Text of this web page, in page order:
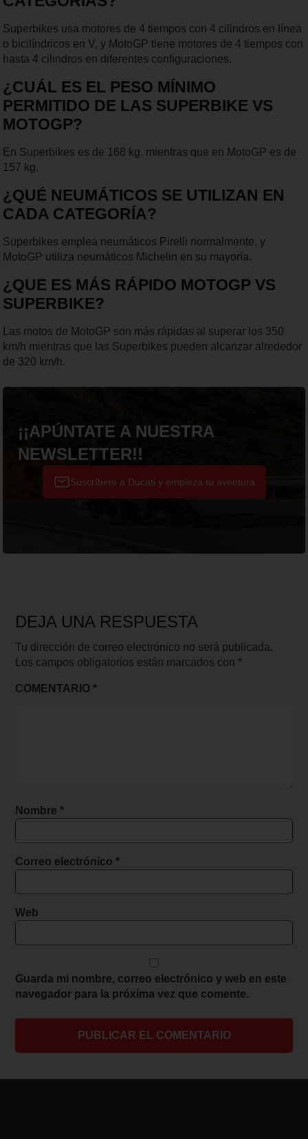
Superbikes usa motores de 4 tiempos con 4 cilindros en línea
o bicilíndricos en V, y MotoGP tiene motores de 4 tiempos con
hasta 4 cilindros en diferentes configuraciones.
¿CUÁL ES EL PESO MÍNIMO
PERMITIDO DE LAS SUPERBIKE VS
MOTOGP?
En Superbikes es de 168 kg, mientras que en MotoGP es de
157 kg.
¿QUÉ NEUMÁTICOS SE UTILIZAN EN
CADA CATEGORÍA?
Superbikes emplea neumáticos Pirelli normalmente, y
MotoGP utiliza neumáticos Michelin en su mayoría.
¿QUE ES MÁS RÁPIDO MOTOGP VS
SUPERBIKE?
Las motos de MotoGP son más rápidas al superar los 350
km/h mientras que las Superbikes pueden alcanzar alrededor
de 320 km/h.
¡¡APÚNTATE A NUESTRA
NEWSLETTER!!
Suscríbete a Ducati y empieza tu aventura
DEJA UNA RESPUESTA
Tu dirección de correo electrónico no será publicada.
Los campos obligatorios están marcados con *
COMENTARIO*
Nombre*
Correo electrónico*
Web
Guarda mi nombre, correo electrónico y web en este
navegador para la próxima vez que comente.